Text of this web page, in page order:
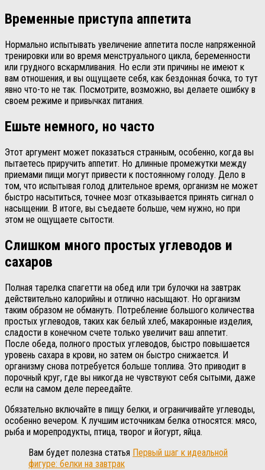
Временные приступа аппетита
Нормально испытывать увеличение аппетита после напряженной
тренировки или во время менструального цикла, беременности
или грудного вскармливания. Но если эти причины не имеют к
вам отношения, и вы ощущаете себя, как бездонная бочка, то тут
явно что-то не так. Посмотрите, возможно, вы делаете ошибку в
своем режиме и привычках питания.
Ешьте немного, но часто
Этот аргумент может показаться странным, особенно, когда вы
пытаетесь приручить аппетит. Но длинные промежутки между
приемами пищи могут привести к постоянному голоду. Дело в
том, что испытывая голод длительное время, организм не может
быстро насытиться, точнее мозг отказывается принять сигнал о
насыщении. В итоге, вы съедаете больше, чем нужно, но при
этом не ощущаете сытости.
Слишком много простых углеводов и
сахаров
Полная тарелка спагетти на обед или три булочки на завтрак
действительно калорийны и отлично насыщают. Но организм
таким образом не обмануть. Потребление большого количества
простых углеводов, таких как белый хлеб, макаронные изделия,
сладости в конечном счете только увеличит ваш аппетит.
После обеда, полного простых углеводов, быстро повышается
уровень сахара в крови, но затем он быстро снижается. И
организму снова потребуется больше топлива. Это приводит в
порочный круг, где вы никогда не чувствуют себя сытыми, даже
если на самом деле переедайте.
Обязательно включайте в пищу белки, и ограничивайте углеводы,
особенно вечером. К лучшим источникам белка относятся: мясо,
рыба и морепродукты, птица, творог и йогурт, яйца.
Вам будет полезна статья Первый шаг к идеальной
фигуре: белки на завтрак